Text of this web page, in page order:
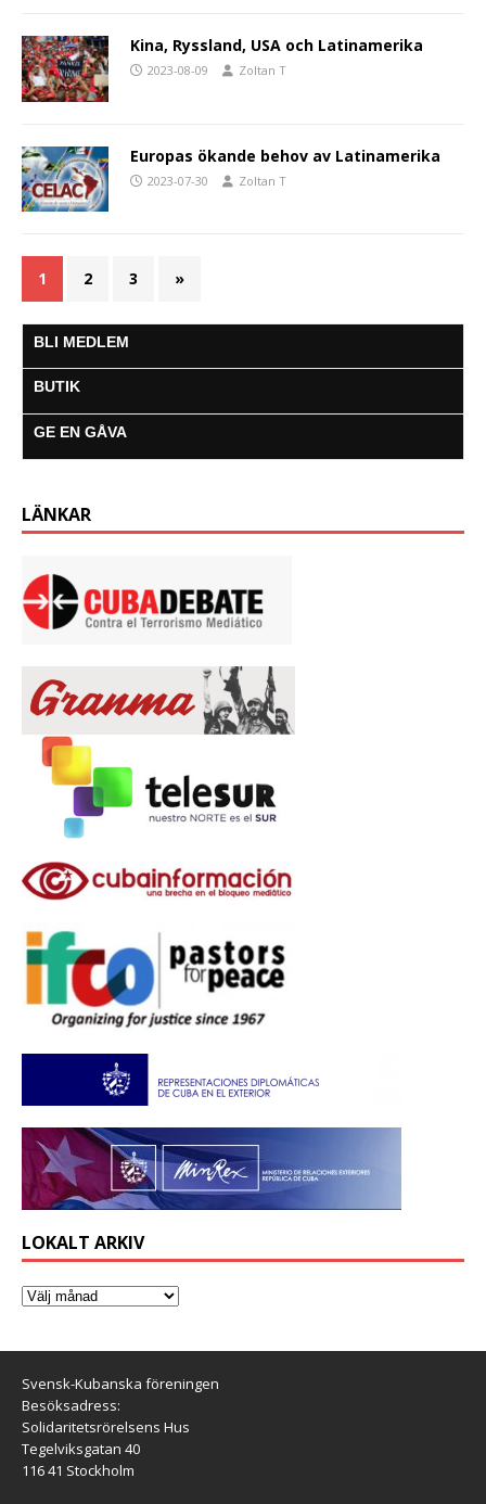
Kina, Ryssland, USA och Latinamerika
2023-08-09 Zoltan T
Europas ökande behov av Latinamerika
2023-07-30 Zoltan T
1 2 3 »
BLI MEDLEM
BUTIK
GE EN GÅVA
LÄNKAR
LOKALT ARKIV
Svensk-Kubanska föreningen
Besöksadress:
Solidaritetsrörelsens Hus
Tegelviksgatan 40
116 41 Stockholm